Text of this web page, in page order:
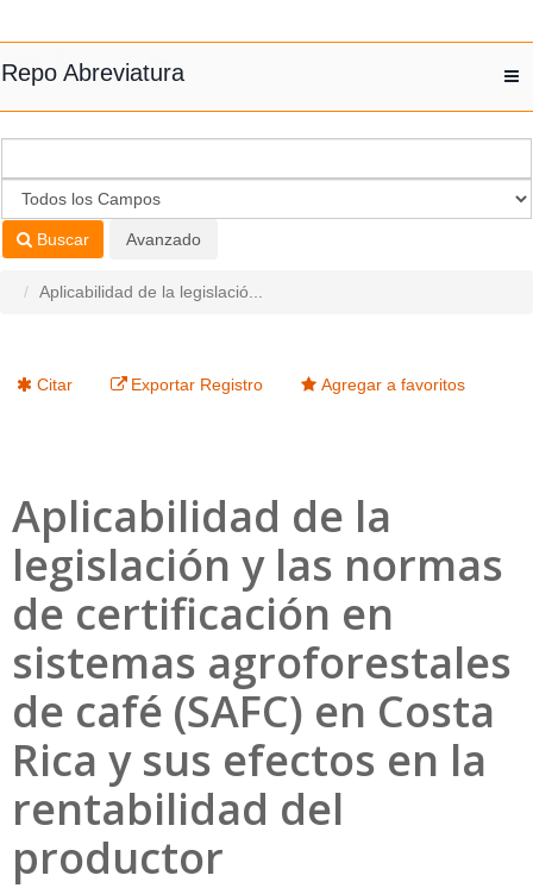
Repo Abreviatura
Buscar Avanzado
Aplicabilidad de la legislació...
Citar Exportar Registro Agregar a favoritos
Aplicabilidad de la
legislación y las normas
de certificación en
sistemas agroforestales
de café (SAFC) en Costa
Rica y sus efectos en la
rentabilidad del
productor